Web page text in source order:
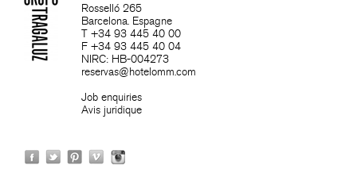
Rosselló 265
Barcelona. Espagne
T +34 93 445 40 00
F +34 93 445 40 04
NIRC: HB-004273
reservas@hotelomm.com
Job enquiries
Avis juridique